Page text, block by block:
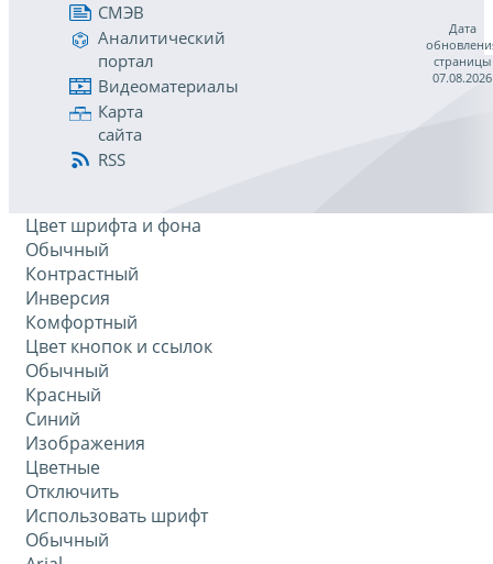
СМЭВ
Аналитический
портал
Видеоматериалы
Карта
сайта
RSS
Дата
страницы
07.08.2026
Цвет шрифта и фона
Обычный
Контрастный
Инверсия
Комфортный
Цвет кнопок и ссылок
Обычный
Красный
Синий
Изображения
Цветные
Отключить
Использовать шрифт
Обычный